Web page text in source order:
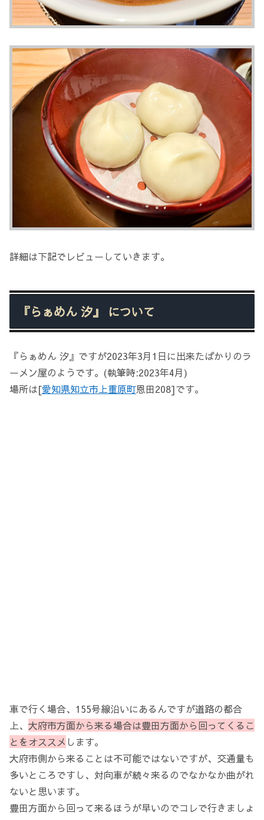
詳細は下記でレビューしていきます。
『らぁめん 汐』 について
『らぁめん 汐』ですが2023年3月1日に出来たばかりのラ
ーメン屋のようです。(執筆時:2023年4月)
場所は[愛知県知立市上重原町恩田208]です。
車で行く場合、155号線沿いにあるんですが道路の都合
上、 大府市方面から来る場合は豊田方面から回ってくるこ
とをオススメ します。
大府市側から来ることは不可能ではないですが、交通量も
多いところですし、対向車が続々来るのでなかなか曲がれ
ないと思います。
豊田方面から回って来るほうが早いのでコレで行きましょ